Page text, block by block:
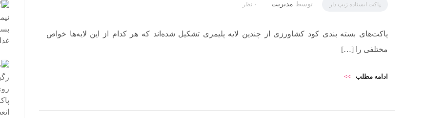
پاکت ایستاده زیپ دار توسط مدیریت ۰ نظر
پاکت‌های بسته بندی کود کشاورزی از چندین لایه پلیمری تشکیل شده‌اند که هر کدام از این لایه‌ها خواص
مختلفی را […]
ادامه مطلب >>